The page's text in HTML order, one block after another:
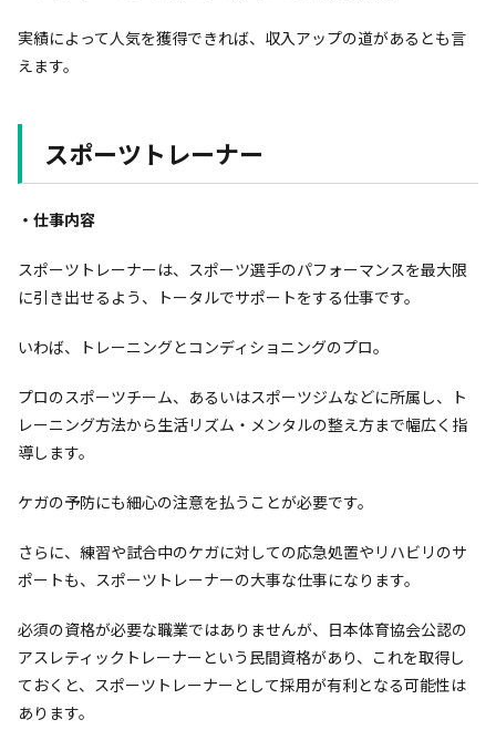
実績によって人気を獲得できれば、収入アップの道があるとも言
えます。
スポーツトレーナー
・仕事内容
スポーツトレーナーは、スポーツ選手のパフォーマンスを最大限
に引き出せるよう、トータルでサポートをする仕事です。
いわば、トレーニングとコンディショニングのプロ。
プロのスポーツチーム、あるいはスポーツジムなどに所属し、ト
レーニング方法から生活リズム・メンタルの整え方まで幅広く指
導します。
ケガの予防にも細心の注意を払うことが必要です。
さらに、練習や試合中のケガに対しての応急処置やリハビリのサ
ポートも、スポーツトレーナーの大事な仕事になります。
必須の資格が必要な職業ではありませんが、日本体育協会公認の
アスレティックトレーナーという民間資格があり、これを取得し
ておくと、スポーツトレーナーとして採用が有利となる可能性は
あります。